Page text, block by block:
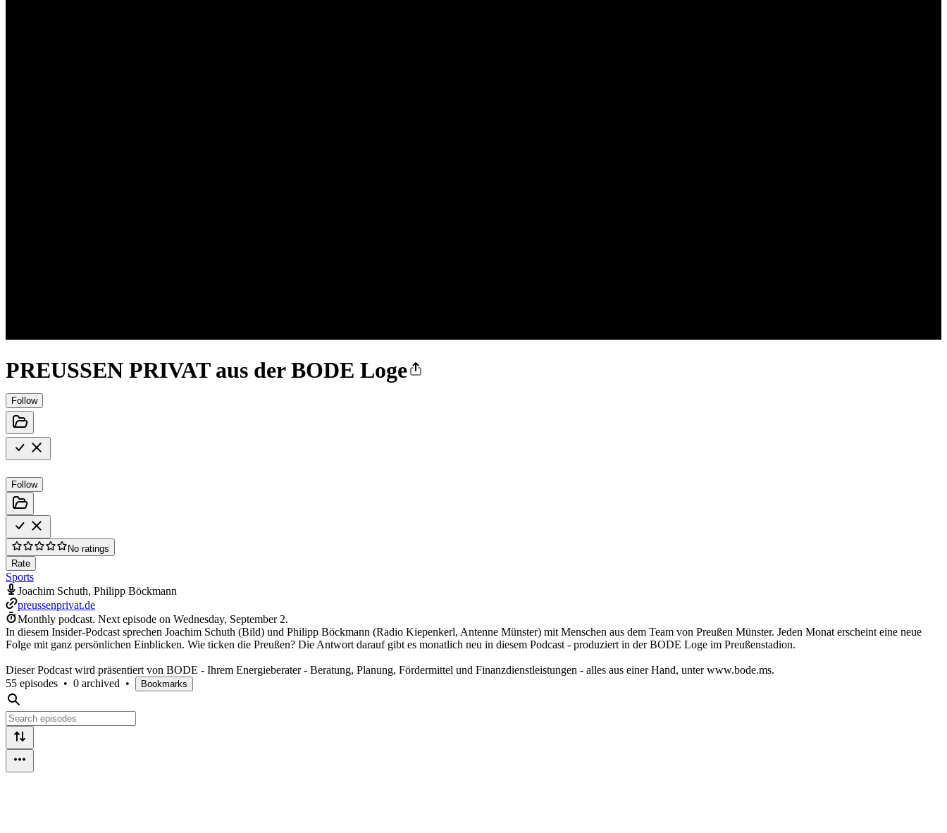
PREUSSEN PRIVAT aus der BODE Loge
Follow
Follow
No ratings
Rate
Sports
Joachim Schuth, Philipp Böckmann
preussenprivat.de
Monthly podcast. Next episode on Wednesday, September 2.
In diesem Insider-Podcast sprechen Joachim Schuth (Bild) und Philipp Böckmann (Radio Kiepenkerl, Antenne Münster) mit Menschen aus dem Team von Preußen Münster. Jeden Monat erscheint eine neue
Folge mit ganz persönlichen Einblicken. Wie ticken die Preußen? Die Antwort darauf gibt es monatlich neu in diesem Podcast - produziert in der BODE Loge im Preußenstadion.
Dieser Podcast wird präsentiert von BODE - Ihrem Energieberater - Beratung, Planung, Fördermittel und Finanzdienstleistungen - alles aus einer Hand, unter www.bode.ms.
55 episodes • 0 archived • Bookmarks